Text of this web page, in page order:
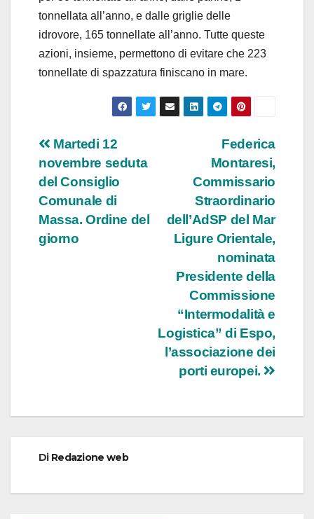
tonnellata all’anno, e dalle griglie delle
idrovore, 165 tonnellate all’anno. Tutte queste
azioni, insieme, permettono di evitare che 223
tonnellate di spazzatura finiscano in mare.
Navigazione
articoli
Federica
Montaresi,
Commissario
Straordinario
dell’AdSP del Mar
Ligure Orientale,
nominata
Presidente della
Commissione
“Intermodalità e
Logistica” di Espo,
l’associazione dei
porti europei.
Martedi 12
novembre seduta
del Consiglio
Comunale di
Massa. Ordine del
giorno
Di Redazione web